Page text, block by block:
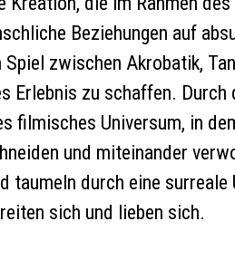
Beziehungen auf
zwischen Akrobatik,
Erlebnis zu schaffen.
filmisches Universum, in
und miteinander
taumeln durch eine surreale
sich und lieben sich.